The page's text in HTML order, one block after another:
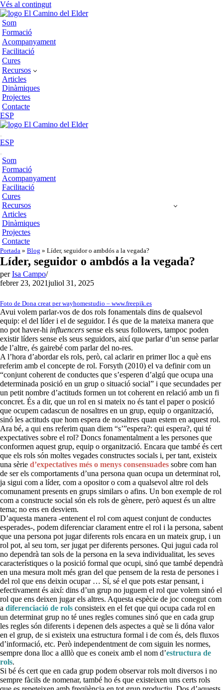
Vés al contingut
Som
Formació
Acompanyament
Facilitació
Cures
Recursos
Articles
Dinàmiques
Projectes
Contacte
ESP
Menú
de
ESP
Menú
de
navegació
Som
Formació
Acompanyament
Facilitació
Cures
Recursos
Articles
Dinàmiques
Projectes
Contacte
Portada » Blog » Líder, seguidor o ambdós a la vegada?
Líder, seguidor o ambdós a la vegada?
perIsa Campo
febrer 23, 2021juliol 31, 2025
Foto de Dona creat per wayhomestudio – www.freepik.es
Avui volem parlar-vos de dos rols fonamentals dins de qualsevol
equip: el del líder i el de seguidor. I és que de la mateixa manera que
no pot haver-hi influencers sense els seus followers, tampoc poden
existir líders sense els seus seguidors, així que parlar d’un sense parlar
de l’altre, és gairebé com parlar del no-res.
A l’hora d’abordar els rols, però, cal aclarir en primer lloc a què ens
referim amb el concepte de rol. Forsyth (2010) el va definir com un
“conjunt coherent de conductes que s’esperen d’algú que ocupa una
determinada posició en un grup o situació social” i que secundades per
un petit nombre d’actituds formen un tot coherent en relació amb un fi
concret. És a dir, que un rol en si mateix no és tant el paper o posició
que ocupem cadascun de nosaltres en un grup, equip o organització,
sinó les actituds que hom espera de nosaltres quan estem en aquest rol.
Ara bé, a qui ens referim quan diem “s’”espera?: qui espera?, qui té
expectatives sobre el rol? Doncs fonamentalment a les persones que
conformen aquest grup, equip o organització. Encara que també és cert
que els rols són moltes vegades constructes socials i, per tant, existeix
una sèrie d’expectatives més o menys consensuades sobre com han
de ser els comportaments d’una persona quan ocupa un determinat rol,
ja sigui com a líder, com a opositor o com a qualsevol altre rol dels
comunament presents en grups similars o afins. Un bon exemple de rol
com a constructe social són els rols de gènere, però aquest és un altre
tema; no ens en desviem.
D’aquesta manera -entenent el rol com aquest conjunt de conductes
esperades-, podem diferenciar clarament entre el rol i la persona, sabent
que una persona pot jugar diferents rols encara en un mateix grup, i un
rol pot, al seu torn, ser jugat per diferents persones. Qui jugui cada rol
no dependrà tan sols de la persona en la seva individualitat, les seves
característiques o la posició formal que ocupi, sinó que també dependrà
en una mesura molt més gran del que pensem de la resta de persones i
del rol que ens deixin ocupar … Sí, sé el que pots estar pensant, i
efectivament és així: dins d’un grup no juguem el rol que volem sinó el
rol que ens deixen jugar els altres. Aquesta espècie de joc conegut com
a diferenciació de rols consisteix en el fet que qui ocupa cada rol en
un determinat grup no té unes regles comunes sinó que en cada grup
les regles són diferents i depenen dels aspectes a què se li dóna valor
en el grup, de si existeix una estructura formal i de com és, dels fluxos
d’informació, etc. Però independentment de com siguin les normes,
sempre dona lloc a alllò que es coneix amb el nom d’estructura de
rols.
Si bé és cert que en cada grup podem observar rols molt diversos i no
sempre fàcils de nomenar, també ho és que existeixen uns certs rols